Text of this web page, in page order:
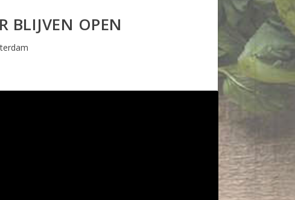
BLIJVEN OPEN